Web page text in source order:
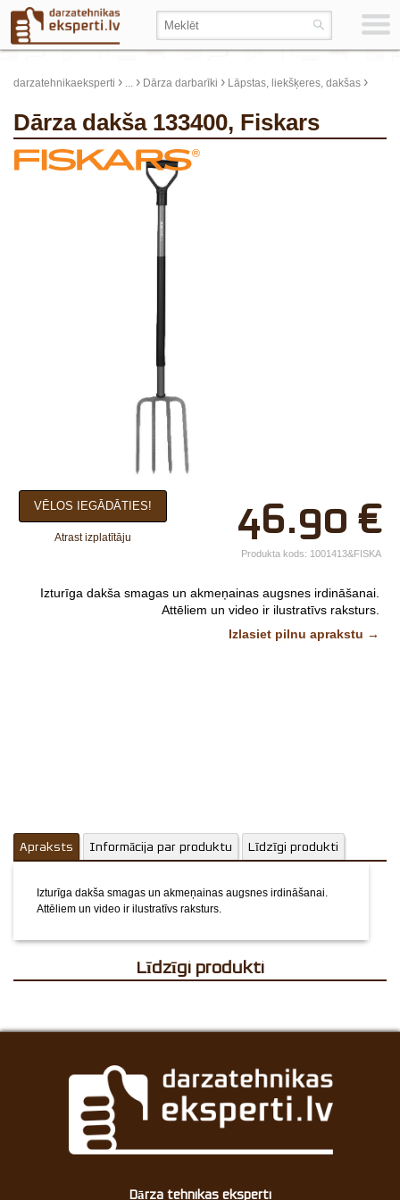
darzatehnikaeksperti › ... › Dārza darbarīki › Lāpstas, liekšķeres, dakšas ›
Dārza dakša 133400, Fiskars
×
Jūsu vārds*
Uzņēmuma
tālr.*
E-pasts*
46.90 €
VĒLOS IEGĀDĀTIES!
Atrast izplatītāju
Produkta kods: 1001413&FISKA
Izturīga dakša smagas un akmeņainas augsnes irdināšanai.
Attēliem un video ir ilustratīvs raksturs.
Izlasiet pilnu aprakstu →
Apraksts Informācija par produktu Līdzīgi produkti
Izturīga dakša smagas un akmeņainas augsnes irdināšanai.
Attēliem un video ir ilustratīvs raksturs.
Līdzīgi produkti
Dārza tehnikas eksperti